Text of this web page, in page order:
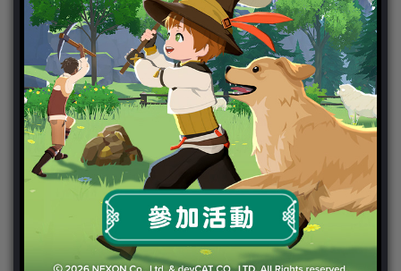
PS3
PS4
PSP
Wii
Wiiu
XBOX ONE
XBOX360
IOS